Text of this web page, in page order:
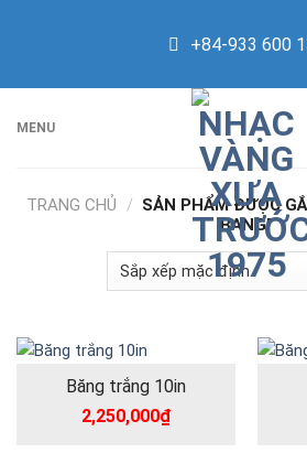
+84-933 600
MENU
TRANG CHỦ / SẢN PHẨM ĐƯỢC
BANG”
Băng trắng 10in
2,250,000₫